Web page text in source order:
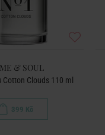
& SOUL
Clouds 110 ml
399 Kč